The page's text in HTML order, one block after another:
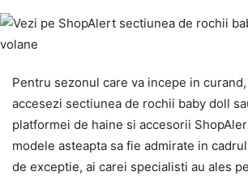
Pentru sezonul care va incepe in
accesezi sectiunea de rochii baby doll
platformei de haine si accesorii
modele asteapta sa fie admirate in
de exceptie, ai carei specialisti au ales